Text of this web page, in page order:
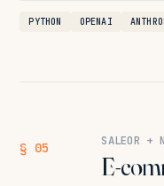
PYTHON OPENAI
§ 05 SALEOR +
E-